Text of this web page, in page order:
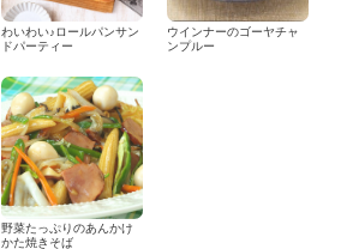
わいわい♪ロールパンサン
ドパーティー
ウインナーのゴーヤチャ
ンプルー
野菜たっぷりのあんかけ
かた焼きそば